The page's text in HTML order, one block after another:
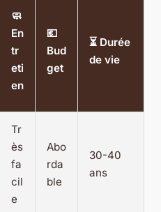
🧼
En
tr
eti
en
💶
Bud
get
⏳ Durée
de vie
Tr
ès
fa
cil
e
Abo
rda
ble
30-40
ans